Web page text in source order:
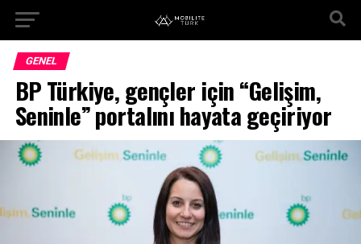
GENEL
BP Türkiye, gençler için “Gelişim,
Seninle” portalını hayata geçiriyor